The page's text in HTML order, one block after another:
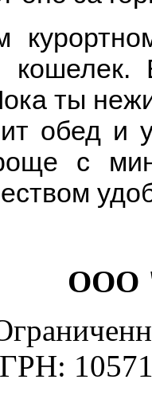
ты
обед
с
ООО